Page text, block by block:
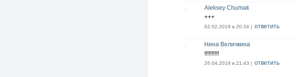
Aleksey Chumak
+++
02.02.2019 в 20:34 | ответить
Нина Величкина
!!!!!!!!!!
26.04.2019 в 21:43 | ответить